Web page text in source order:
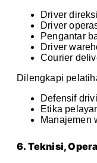
Driver direksi
Driver
Pengantar
Driver
Courier
Dilengkapi
Defensif
Etika
Manajemen
6. Teknisi,